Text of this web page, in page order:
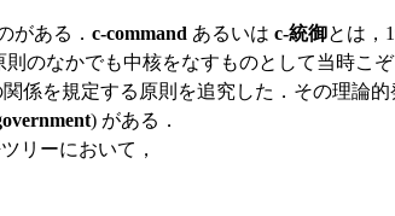
がある． c-command あるいは c-統御とは，
のなかでも中核をなすものとして当時こ
係を規定する原則を追究した．その理論
) がある．
リーにおいて，